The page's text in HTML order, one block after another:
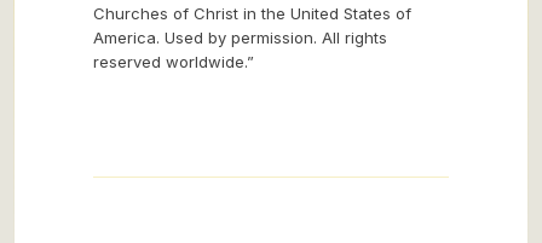
Churches of Christ in the United States of
America. Used by permission. All rights
reserved worldwide.”